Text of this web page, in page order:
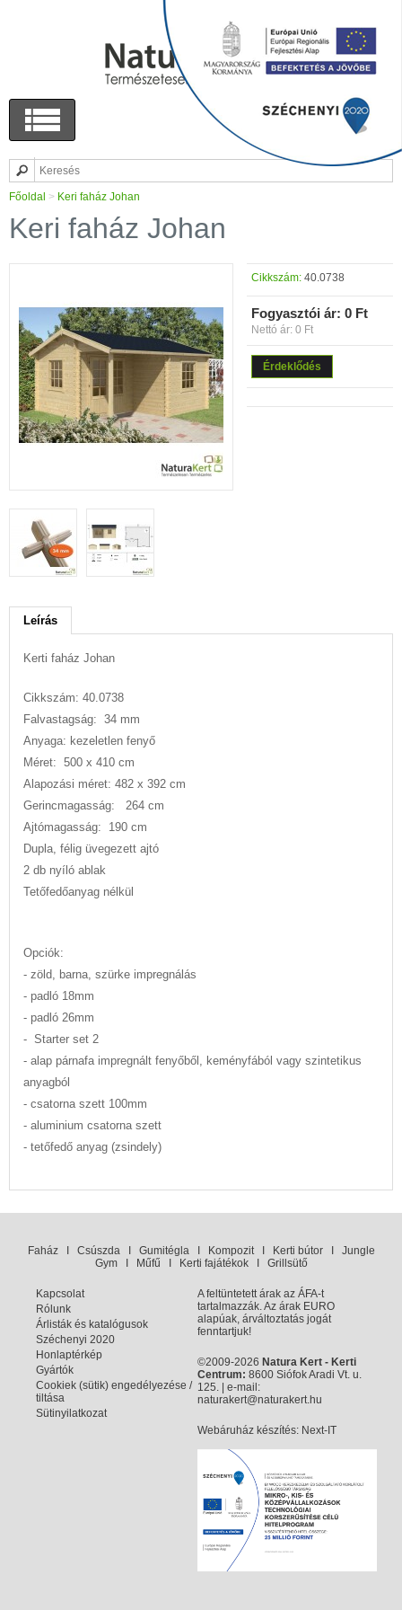
Főoldal > Keri faház Johan
Keri faház Johan
Cikkszám: 40.0738
Fogyasztói ár: 0 Ft
Nettó ár: 0 Ft
Érdeklődés
Leírás
Kerti faház Johan
Cikkszám: 40.0738
Falvastagság: 34 mm
Anyaga: kezeletlen fenyő
Méret: 500 x 410 cm
Alapozási méret: 482 x 392 cm
Gerincmagasság: 264 cm
Ajtómagasság: 190 cm
Dupla, félig üvegezett ajtó
2 db nyíló ablak
Tetőfedőanyag nélkül
Opciók:
- zöld, barna, szürke impregnálás
- padló 18mm
- padló 26mm
- Starter set 2
- alap párnafa impregnált fenyőből, keményfából vagy szintetikus
anyagból
- csatorna szett 100mm
- aluminium csatorna szett
- tetőfedő anyag (zsindely)
FaházI CsúszdaI GumitéglaI KompozitI Kerti bútorI Jungle
GymI Műfű Kerti fajátékokI Grillsütő
Kapcsolat
Rólunk
Árlisták és katalógusok
Széchenyi 2020
Honlaptérkép
Gyártók
Cookiek (sütik) engedélyezése /
tiltása
Sütinyilatkozat
A feltüntetett árak az ÁFA-t
tartalmazzák. Az árak EURO
alapúak, árváltoztatás jogát
fenntartjuk!
©2009-2026 Natura Kert - Kerti
Centrum: 8600 Siófok Aradi Vt. u.
125. | e-mail:
naturakert@naturakert.hu
Webáruház készítés: Next-IT